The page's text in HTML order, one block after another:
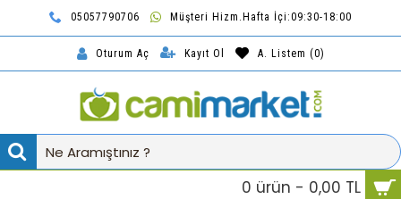
05057790706 Müşteri Hizm.Hafta İçi:09:30-18:00
Oturum Aç Kayıt Ol A. Listem (0)
0 ürün - 0,00 TL